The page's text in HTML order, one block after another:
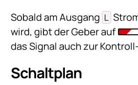
Sobald am Ausgang L
wird, gibt der Geber auf
das Signal auch zur
Schaltplan